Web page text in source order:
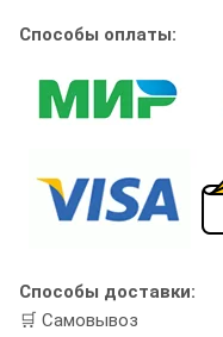
Способы оплаты:
Способы доставки:
🛒 Самовывоз